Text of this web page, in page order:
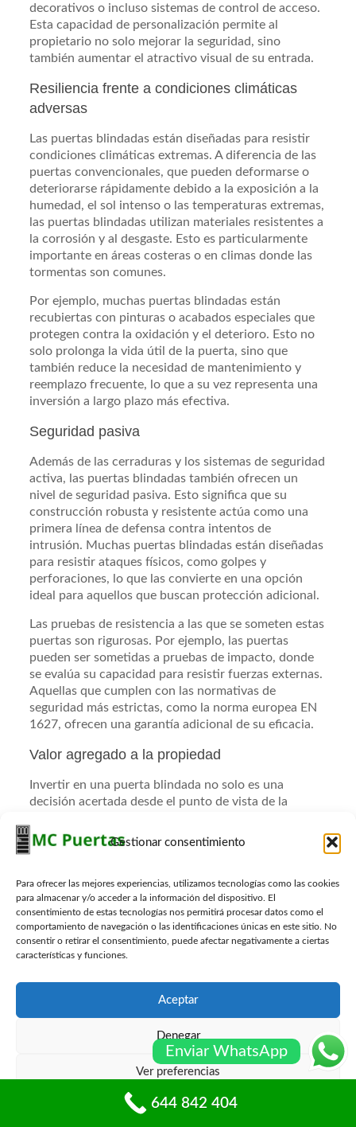
Gestionar consentimiento
Para ofrecer las mejores experiencias, utilizamos tecnologías como las cookies
para almacenar y/o acceder a la información del dispositivo. El
consentimiento de estas tecnologías nos permitirá procesar datos como el
comportamiento de navegación o las identificaciones únicas en este sitio. No
consentir o retirar el consentimiento, puede afectar negativamente a ciertas
características y funciones.
Aceptar
Denegar
Ver preferencias
Política de cookiesPolíticas de privacidad
decorativos o incluso sistemas de control de acceso.
Esta capacidad de personalización permite al
propietario no solo mejorar la seguridad, sino
también aumentar el atractivo visual de su entrada.
Resiliencia frente a condiciones climáticas
adversas
Las puertas blindadas están diseñadas para resistir
condiciones climáticas extremas. A diferencia de las
puertas convencionales, que pueden deformarse o
deteriorarse rápidamente debido a la exposición a la
humedad, el sol intenso o las temperaturas extremas,
las puertas blindadas utilizan materiales resistentes a
la corrosión y al desgaste. Esto es particularmente
importante en áreas costeras o en climas donde las
tormentas son comunes.
Por ejemplo, muchas puertas blindadas están
recubiertas con pinturas o acabados especiales que
protegen contra la oxidación y el deterioro. Esto no
solo prolonga la vida útil de la puerta, sino que
también reduce la necesidad de mantenimiento y
reemplazo frecuente, lo que a su vez representa una
inversión a largo plazo más efectiva.
Seguridad pasiva
Además de las cerraduras y los sistemas de seguridad
activa, las puertas blindadas también ofrecen un
nivel de seguridad pasiva. Esto significa que su
construcción robusta y resistente actúa como una
primera línea de defensa contra intentos de
intrusión. Muchas puertas blindadas están diseñadas
para resistir ataques físicos, como golpes y
perforaciones, lo que las convierte en una opción
ideal para aquellos que buscan protección adicional.
Las pruebas de resistencia a las que se someten estas
puertas son rigurosas. Por ejemplo, las puertas
pueden ser sometidas a pruebas de impacto, donde
se evalúa su capacidad para resistir fuerzas externas.
Aquellas que cumplen con las normativas de
seguridad más estrictas, como la norma europea EN
1627, ofrecen una garantía adicional de su eficacia.
Valor agregado a la propiedad
Invertir en una puerta blindada no solo es una
decisión acertada desde el punto de vista de la
de reventa de una propiedad. Los compradores son
cada vez más conscientes de la importancia de la
ser un punto de venta atractivo. Este tipo de puerta
no solo proporciona tranquilidad, sino que también
indica que el propietario ha tomado medidas
adicionales para proteger su inversión.
Además, el hecho de que una propiedad esté
equipada con una puerta blindada puede ser un
factor determinante en la percepción de seguridad
demanda y, por ende, en un potencial aumento del
valor de la propiedad a lo largo del tiempo.
Consideraciones para la compra e
instalación de puertas blindadas
Enviar WhatsApp
644 842 404